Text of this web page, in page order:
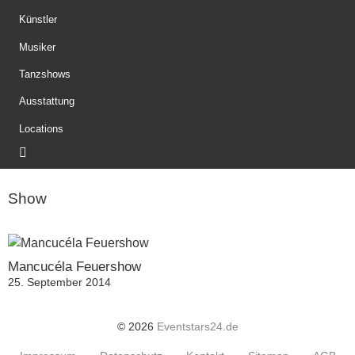
Künstler
Musiker
Tanzshows
Ausstattung
Locations
Show
Mancucéla Feuershow
25. September 2014
© 2026 Eventstars24.de